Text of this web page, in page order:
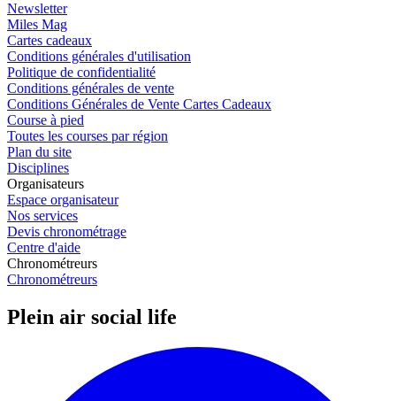
Newsletter
Miles Mag
Cartes cadeaux
Conditions générales d'utilisation
Politique de confidentialité
Conditions générales de vente
Conditions Générales de Vente Cartes Cadeaux
Course à pied
Toutes les courses par région
Plan du site
Disciplines
Organisateurs
Espace organisateur
Nos services
Devis chronométrage
Centre d'aide
Chronométreurs
Chronométreurs
Plein air social life